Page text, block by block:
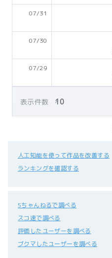
07/31
07/30
07/29
表示件数
人工知能を使って作品を改善する
ランキングを確認する
5ちゃんねるで調べる
スコ速で調べる
評価したユーザーを調べる
ブクマしたユーザーを調べる